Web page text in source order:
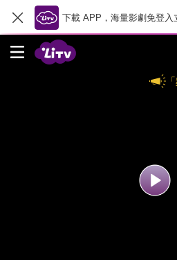
下載 APP，海量影劇免登入